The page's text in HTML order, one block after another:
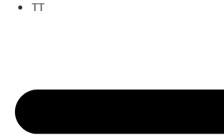
TT